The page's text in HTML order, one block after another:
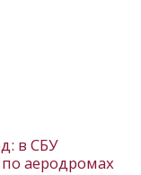
в СБУ
по аеродромах